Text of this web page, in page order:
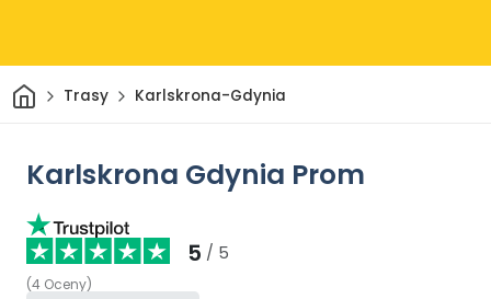
DomTrasy Karlskrona-Gdynia
Karlskrona Gdynia Prom
5 / 5
(4 Oceny)